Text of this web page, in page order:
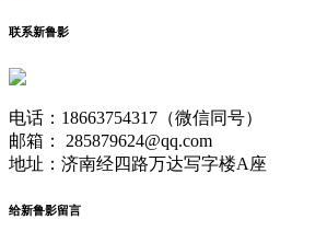
联系新鲁影
电话：18663754317（微信同号）
邮箱： 285879624@qq.com
地址：济南经四路万达写字楼A座
给新鲁影留言